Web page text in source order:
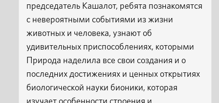
председатель Кашалот, ребята познакомятся
с невероятными событиями из жизни
животных и человека, узнают об
удивительных приспособлениях, которыми
Природа наделила все свои создания и о
последних достижениях и ценных открытиях
биологической науки бионики, которая